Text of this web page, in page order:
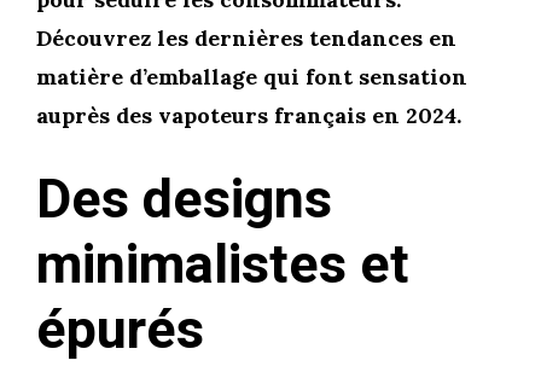
Découvrez les dernières tendances en
matière d’emballage qui font sensation
auprès des vapoteurs français en 2024.
Des designs
minimalistes et
épurés